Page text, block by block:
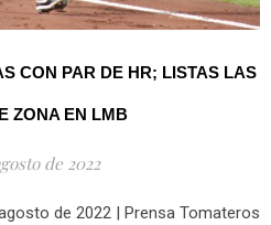
CON PAR DE HR; LISTAS LAS
ZONA EN LMB
de 2022
agosto de 2022 | Prensa Tomateros